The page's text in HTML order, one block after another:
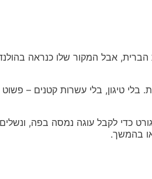
אבל המקור שלו כנראה
טיגון, בלי עשרות קטנים – פשוט
לקבל עוגה נמסה בפה, ונשלים
בהמשך.